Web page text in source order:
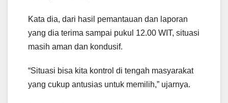
Kata dia, dari hasil pemantauan dan laporan
yang dia terima sampai pukul 12.00 WIT, situasi
masih aman dan kondusif.
“Situasi bisa kita kontrol di tengah masyarakat
yang cukup antusias untuk memilih,” ujarnya.